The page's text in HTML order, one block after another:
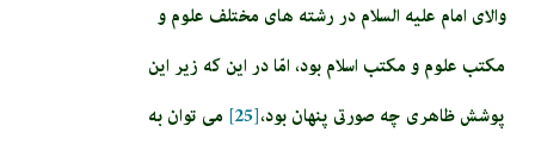
والاى امام عليه السلام در رشته هاى مختلف علوم و
مكتب علوم و مكتب اسلام بود، امّا در اين كه زير اين
پوشش ظاهرى چه صورتى پنهان بود،[25]
می توان به